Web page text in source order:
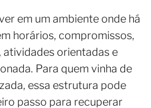
em um ambiente onde há
horários, compromissos,
orientadas e
Para quem vinha de
essa estrutura pode
passo para recuperar